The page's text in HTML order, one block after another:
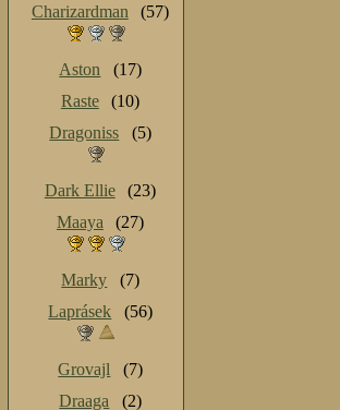
Charizardman (57)
Aston
(17)
Raste
(10)
Dragoniss
(5)
Dark Ellie
(23)
Maaya
(27)
Marky
(7)
Laprásek
(56)
Grovajl
(7)
Draaga
(2)